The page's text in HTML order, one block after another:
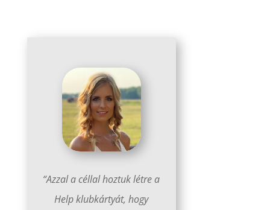
“Azzal a céllal hoztuk létre a
Help klubkártyát, hogy